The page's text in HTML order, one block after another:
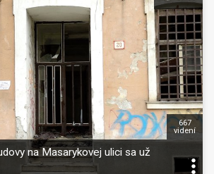
na Masarykovej ulici sa už
667
videní